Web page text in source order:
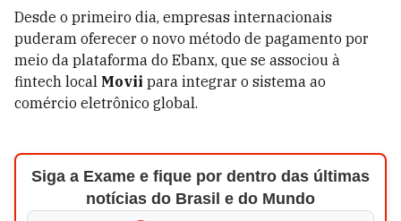
Desde o primeiro dia, empresas internacionais
puderam oferecer o novo método de pagamento por
meio da plataforma do Ebanx, que se associou à
fintech local Movii para integrar o sistema ao
comércio eletrônico global.
Siga a Exame e fique por dentro das últimas
notícias do Brasil e do Mundo